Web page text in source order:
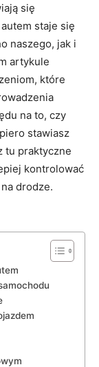
się
staje się
naszego, jak i
⁤artykule
które
na to, czy
stawiasz
tu ⁣praktyczne
kontrolować
drodze.